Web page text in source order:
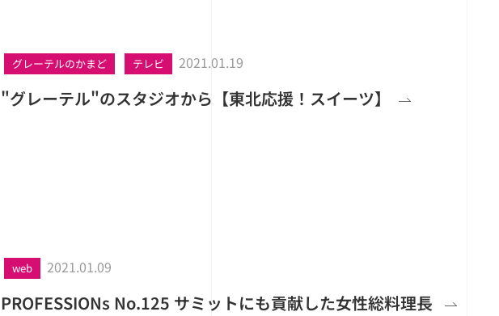
グレーテルのかまど テレビ 2021.01.19
"グレーテル"のスタジオから【東北応援！スイーツ】
web 2021.01.09
PROFESSIONs No.125 サミットにも貢献した女性総料理長